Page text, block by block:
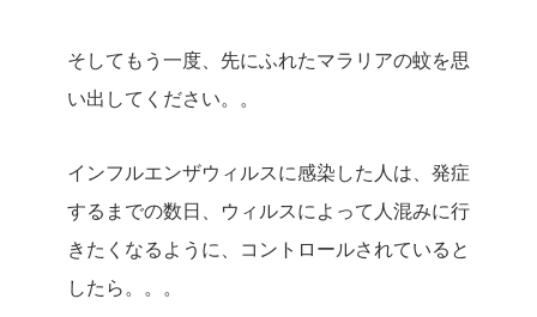
そしてもう一度、先にふれたマラリアの蚊を思
い出してください。。
インフルエンザウィルスに感染した人は、発症
するまでの数日、ウィルスによって人混みに行
きたくなるように、コントロールされていると
したら。。。